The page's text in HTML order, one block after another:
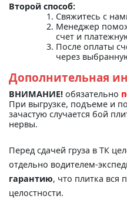
Второй способ:
Свяжитесь с
Менеджер
счет и
После оплаты
через
Дополнительная
ВНИМАНИЕ! обязательно
При выгрузке, подъеме и
зачастую случается бой
нервы.
Перед сдачей груза в ТК
отдельно водителем-
гарантию, что плитка вся
целостности.